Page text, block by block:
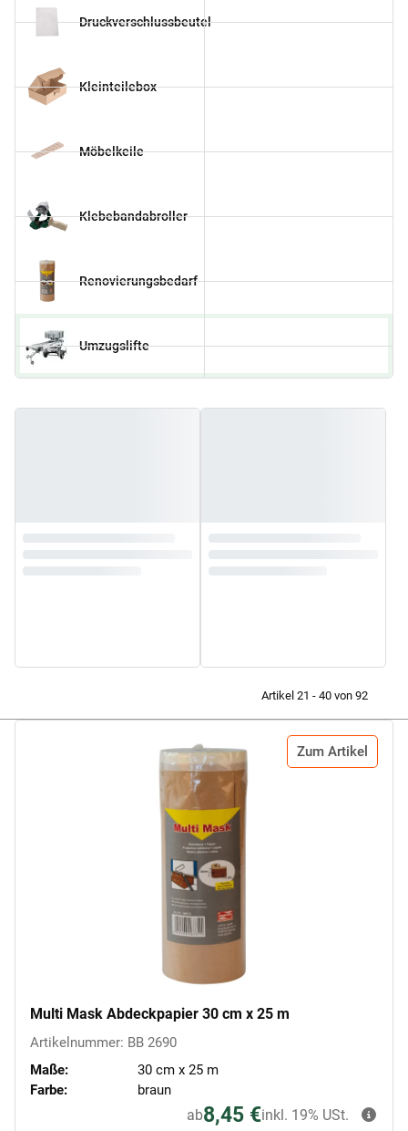
Druckverschlussbeutel
Kleinteilebox
Möbelkeile
Klebebandabroller
Renovierungsbedarf
Umzugslifte
Artikel 21 - 40 von 92
Zum Artikel
Multi Mask Abdeckpapier 30 cm x 25 m
Artikelnummer: BB 2690
Maße:
30 cm x 25 m
Farbe:
braun
ab8,45 €inkl. 19% USt.